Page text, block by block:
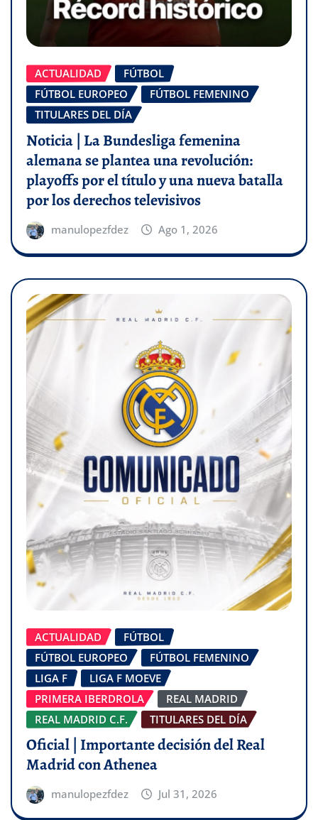
ACTUALIDAD
FÚTBOL
FÚTBOL EUROPEO
FÚTBOL FEMENINO
TITULARES DEL DÍA
Noticia | La Bundesliga femenina
alemana se plantea una revolución:
playoffs por el título y una nueva batalla
por los derechos televisivos
manulopezfdez Ago 1, 2026
ACTUALIDAD
FÚTBOL
FÚTBOL EUROPEO
FÚTBOL FEMENINO
LIGA F
LIGA F MOEVE
PRIMERA IBERDROLA
REAL MADRID
REAL MADRID C.F.
TITULARES DEL DÍA
Oficial | Importante decisión del Real
Madrid con Athenea
manulopezfdez Jul 31, 2026